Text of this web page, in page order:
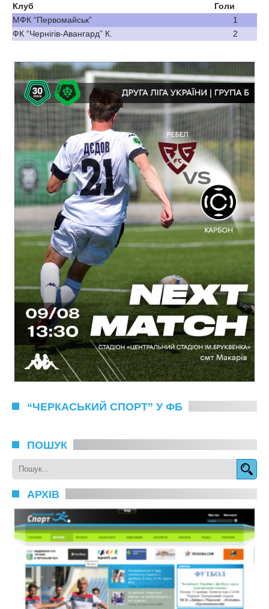
Клуб
Голи
МФК “Первомайськ”
1
ФК “Чернігів-Авангард” К.
2
“ЧЕРКАСЬКИЙ СПОРТ” У ФБ
ПОШУК
АРХІВ